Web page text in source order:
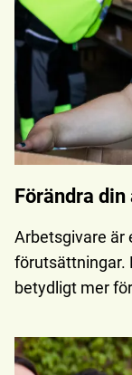
Förändra
Arbetsgivare är
förutsättningar.
betydligt mer